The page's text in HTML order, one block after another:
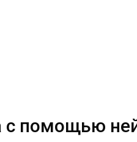
с помощью